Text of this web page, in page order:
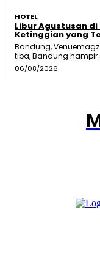
HOTEL
Libur Agustusan
Ketinggian yang
Bandung,
tiba, Bandung
06/08/2026